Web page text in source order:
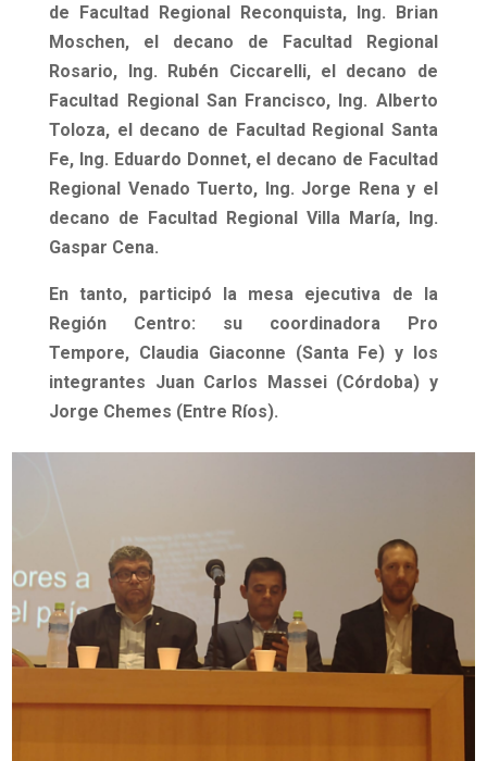
de Facultad Regional Reconquista, Ing. Brian
Moschen, el decano de Facultad Regional
Rosario, Ing. Rubén Ciccarelli, el decano de
Facultad Regional San Francisco, Ing. Alberto
Toloza, el decano de Facultad Regional Santa
Fe, Ing. Eduardo Donnet, el decano de Facultad
Regional Venado Tuerto, Ing. Jorge Rena y el
decano de Facultad Regional Villa María, Ing.
Gaspar Cena.
En tanto, participó la mesa ejecutiva de la
Región Centro: su coordinadora Pro
Tempore, Claudia Giaconne (Santa Fe) y los
integrantes Juan Carlos Massei (Córdoba) y
Jorge Chemes (Entre Ríos).